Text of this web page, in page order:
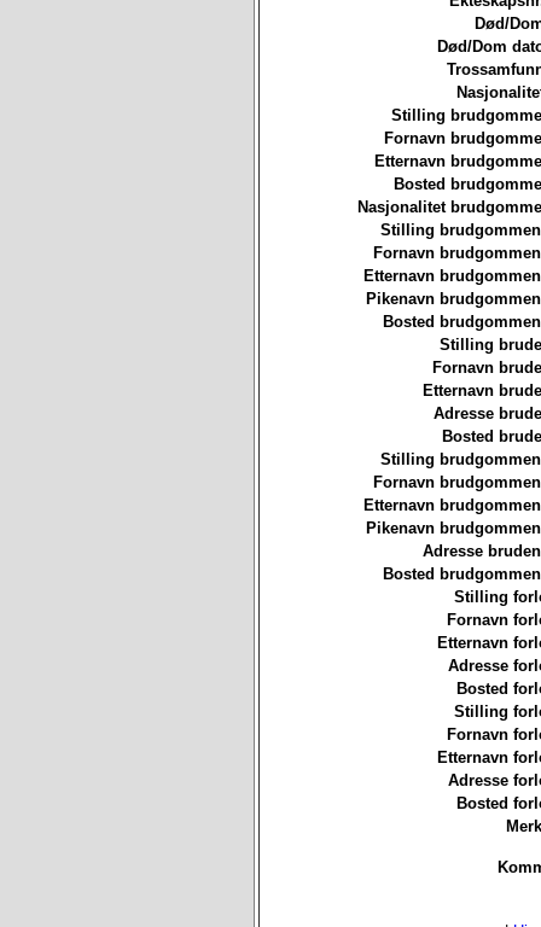
Død/
Død/Dom
Stilling
Fornavn
Etternavn
Bosted
Nasjonalitet
Stilling
Fornavn
Etternavn
Pikenavn
Bosted
Stilling
Fornavn
Etternavn
Adresse
Bosted
Stilling
Fornavn
Etternavn
Pikenavn
Adresse
Bosted
Stilling
Fornavn
Etternavn
Adresse
Bosted
Stilling
Fornavn
Etternavn
Adresse
Bosted